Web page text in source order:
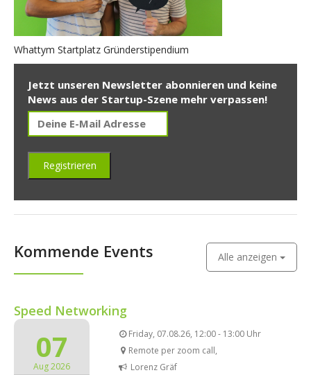
Whattym Startplatz Gründerstipendium
Jetzt unseren Newsletter abonnieren und keine
News aus der Startup-Szene mehr verpassen!
Kommende Events Alle anzeigen
Speed Networking
07
Aug 2026
Friday, 07.08.26, 12:00 - 13:00 Uhr
Remote per zoom call,
Lorenz Gräf